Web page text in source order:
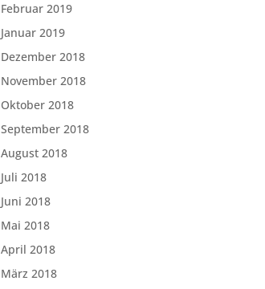
Februar 2019
Januar 2019
Dezember 2018
November 2018
Oktober 2018
September 2018
August 2018
Juli 2018
Juni 2018
Mai 2018
April 2018
März 2018